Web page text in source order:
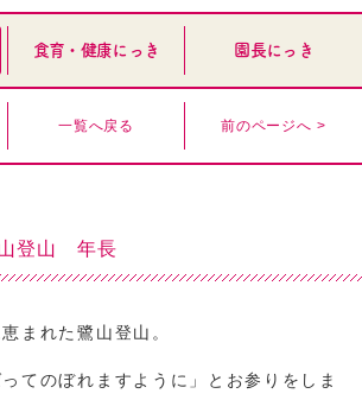
食育・健康にっき 園長にっき
一覧へ戻る 前のページへ >
登山 年長
まれた鷺山登山。
てのぼれますように」とお参りをしま